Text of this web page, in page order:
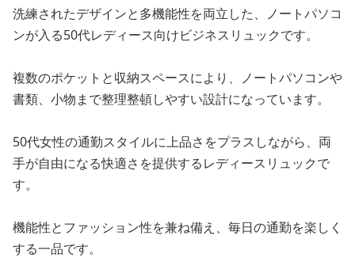
洗練されたデザインと多機能性を両立した、ノートパソコ
ンが入る50代レディース向けビジネスリュックです。
複数のポケットと収納スペースにより、ノートパソコンや
書類、小物まで整理整頓しやすい設計になっています。
50代女性の通勤スタイルに上品さをプラスしながら、両
手が自由になる快適さを提供するレディースリュックで
す。
機能性とファッション性を兼ね備え、毎日の通勤を楽しく
する一品です。